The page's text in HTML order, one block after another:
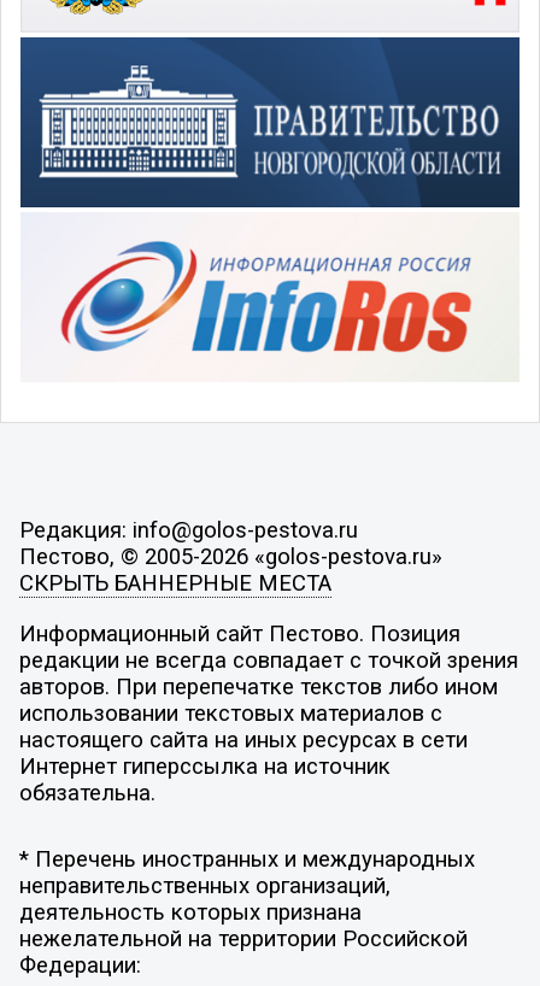
Редакция: info@golos-pestova.ru
Пестово, © 2005-2026 «golos-pestova.ru»
СКРЫТЬ БАННЕРНЫЕ МЕСТА
Информационный сайт Пестово. Позиция
редакции не всегда совпадает с точкой зрения
авторов. При перепечатке текстов либо ином
использовании текстовых материалов с
настоящего сайта на иных ресурсах в сети
Интернет гиперссылка на источник
обязательна.
* Перечень иностранных и международных
неправительственных организаций,
деятельность которых признана
нежелательной на территории Российской
Федерации: